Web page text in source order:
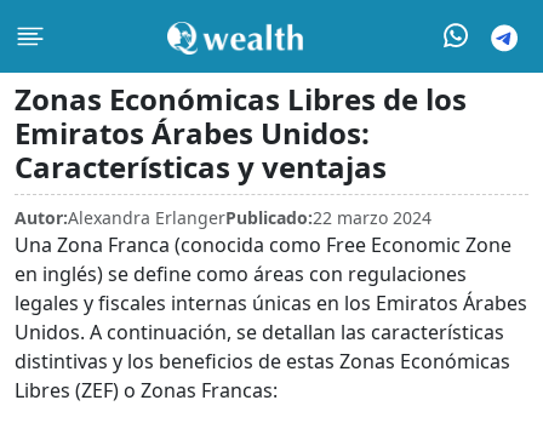
Zonas Económicas Libres de los
Emiratos Árabes Unidos:
Características y ventajas
Autor:Alexandra ErlangerPublicado:22 marzo 2024
Una Zona Franca (conocida como Free Economic Zone
en inglés) se define como áreas con regulaciones
legales y fiscales internas únicas en los Emiratos Árabes
Unidos. A continuación, se detallan las características
distintivas y los beneficios de estas Zonas Económicas
Libres (ZEF) o Zonas Francas: